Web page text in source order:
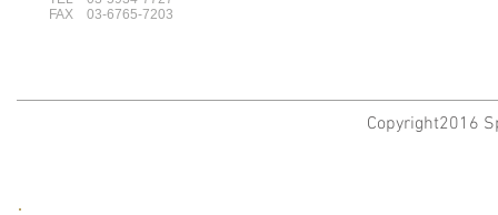
FAX 03-6765-7203
Copyright2016